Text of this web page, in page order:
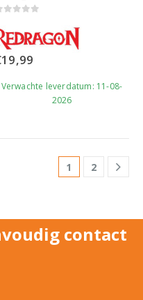
19,99
Verwachte leverdatum: 11-08-
2026
1 2
contact